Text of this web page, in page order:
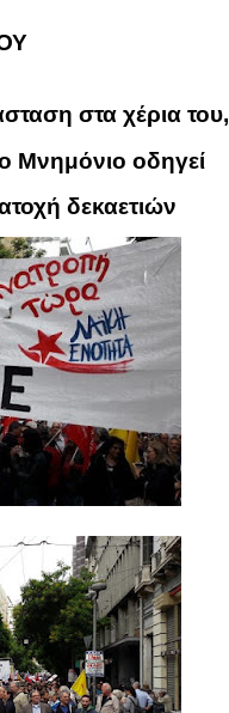
στα χέρια του,
οδηγεί
δεκαετιών